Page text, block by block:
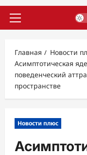
Основное
Главная
Новости
Асимптотическая
поведенческий
пространстве
Новости плюс